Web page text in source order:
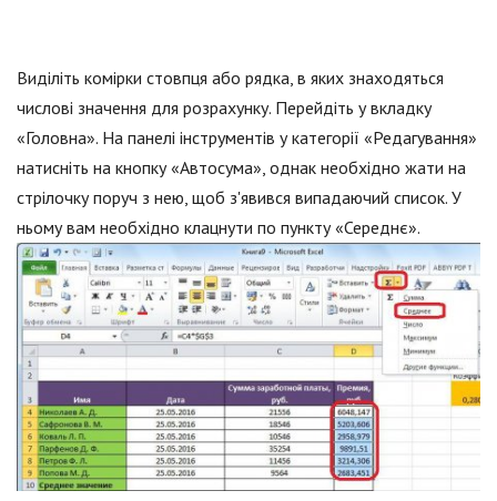
Виділіть комірки стовпця або рядка, в яких знаходяться
числові значення для розрахунку. Перейдіть у вкладку
«Головна». На панелі інструментів у категорії «Редагування»
натисніть на кнопку «Автосума», однак необхідно жати на
стрілочку поруч з нею, щоб з'явився випадаючий список. У
ньому вам необхідно клацнути по пункту «Середнє».